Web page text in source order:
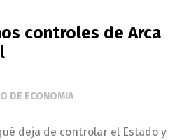
controles de Arca
DE ECONOMIA
deja de controlar el Estado y